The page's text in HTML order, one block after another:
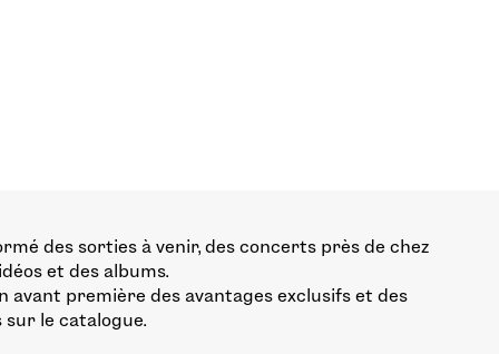
des sorties à venir, des concerts près de chez
et des albums.
avant première des avantages exclusifs et des
le catalogue.